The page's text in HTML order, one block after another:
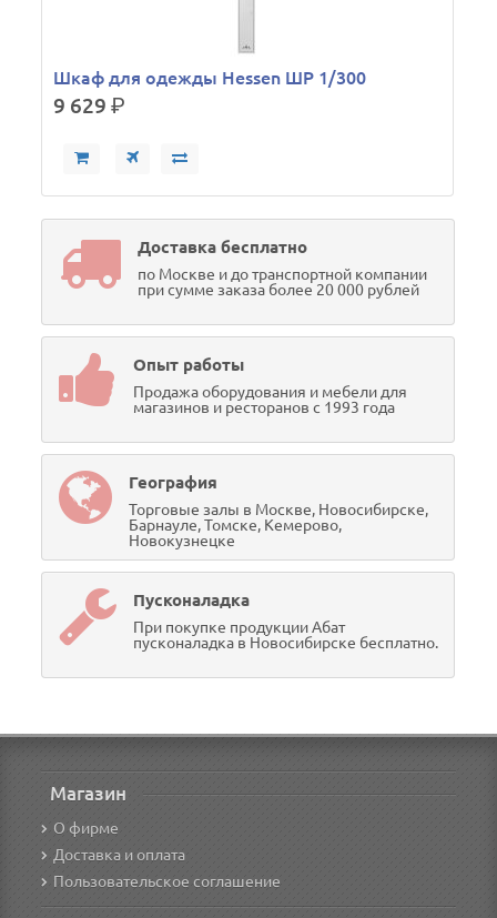
Шкаф для одежды Hessen ШР 1/300
9 629р.
Доставка бесплатно
по Москве и до транспортной компании
при сумме заказа более 20 000 рублей
Опыт работы
Продажа оборудования и мебели для
магазинов и ресторанов с 1993 года
География
Торговые залы в Москве, Новосибирске,
Барнауле, Томске, Кемерово,
Новокузнецке
Пусконаладка
При покупке продукции Абат
пусконаладка в Новосибирске бесплатно.
Магазин
О фирме
Доставка и оплата
Пользовательское соглашение